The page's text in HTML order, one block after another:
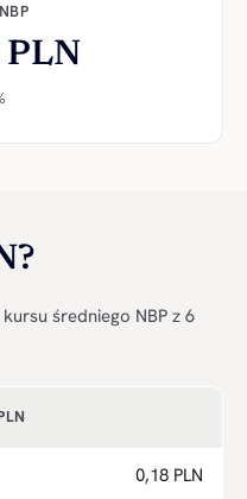
średniego NBP z 6
0,18 PLN